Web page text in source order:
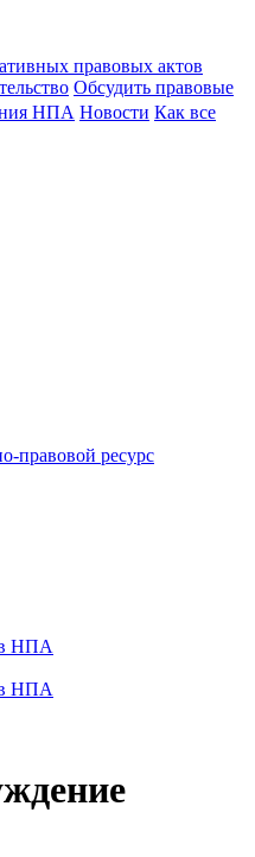
правовых актов
Обсудить правовые
НПА Новости Как все
правовой ресурс
НПА
НПА